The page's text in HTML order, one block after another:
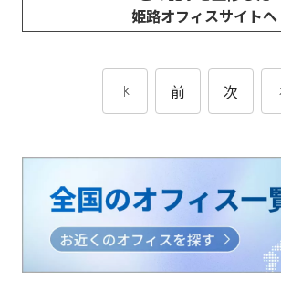
姫路オフィスサイトへ
前 次